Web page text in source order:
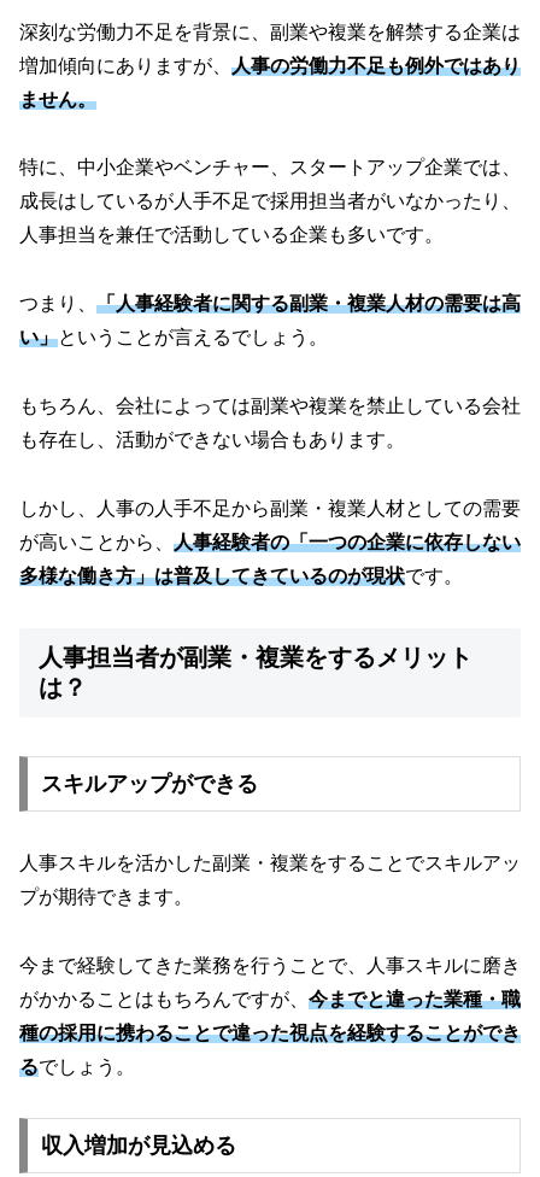
深刻な労働力不足を背景に、副業や複業を解禁する企業は
増加傾向にありますが、 人事の労働力不足も例外ではあり
ません。
特に、中小企業やベンチャー、スタートアップ企業では、
成長はしているが人手不足で採用担当者がいなかったり、
人事担当を兼任で活動している企業も多いです。
つまり、 「人事経験者に関する副業・複業人材の需要は高
い」ということが言えるでしょう。
もちろん、会社によっては副業や複業を禁止している会社
も存在し、活動ができない場合もあります。
しかし、人事の人手不足から副業・複業人材としての需要
が高いことから、 人事経験者の「一つの企業に依存しない
多様な働き方」は普及してきているのが現状です。
人事担当者が副業・複業をするメリット
は？
スキルアップができる
人事スキルを活かした副業・複業をすることでスキルアッ
プが期待できます。
今まで経験してきた業務を行うことで、人事スキルに磨き
がかかることはもちろんですが、 今までと違った業種・職
種の採用に携わることで違った視点を経験することができ
るでしょう。
収入増加が見込める